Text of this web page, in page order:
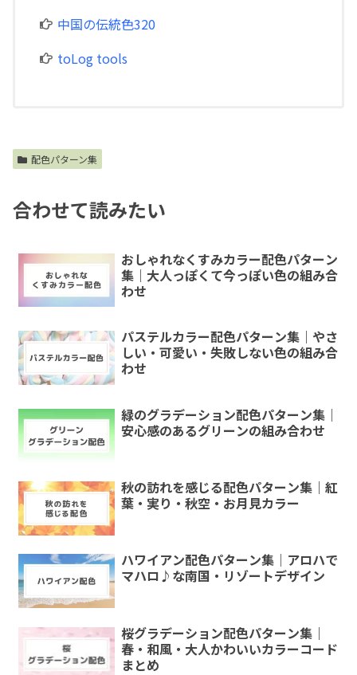
中国の伝統色320
toLog tools
配色パターン集
合わせて読みたい
おしゃれなくすみカラー配色パターン
集｜大人っぽくて今っぽい色の組み合
わせ
パステルカラー配色パターン集｜やさ
しい・可愛い・失敗しない色の組み合
わせ
緑のグラデーション配色パターン集｜
安心感のあるグリーンの組み合わせ
秋の訪れを感じる配色パターン集｜紅
葉・実り・秋空・お月見カラー
ハワイアン配色パターン集｜アロハで
マハロ♪な南国・リゾートデザイン
桜グラデーション配色パターン集｜
春・和風・大人かわいいカラーコード
まとめ